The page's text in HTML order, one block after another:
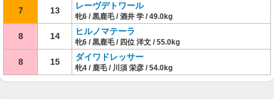
7 13 レーヴデトワール
牝6 / 黒鹿毛 / 酒井 学 / 49.0kg
8 14 ヒルノマテーラ
牝6 / 黒鹿毛 / 四位 洋文 / 55.0kg
8 15 ダイワドレッサー
牝4 / 鹿毛 / 川須 栄彦 / 54.0kg